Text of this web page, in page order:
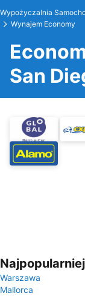
Wypożyczalnia
Wynajem Economy
San
Warszawa
Mallorca